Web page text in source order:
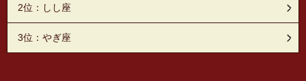
2位：しし座
3位：やぎ座